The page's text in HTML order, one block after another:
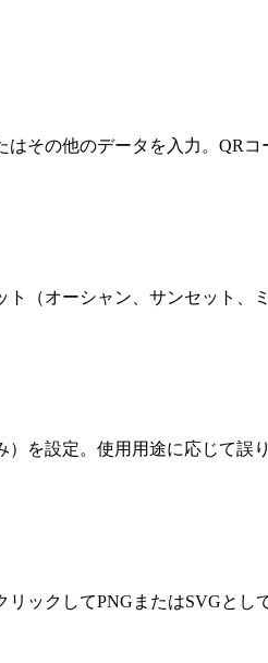
その他のデータを入力。QR
（オーシャン、サンセット
を設定。使用用途に応じて誤
ックしてPNGまたはSVGと